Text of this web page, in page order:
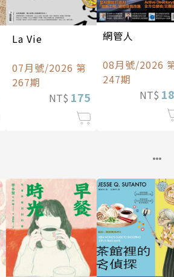
La Vie
07月號/2026 第
267期
NT$ 175
網管人
08月號/2026
247期
NT$